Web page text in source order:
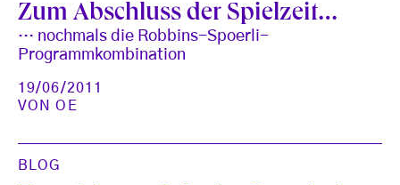
Zum Abschluss der Spielzeit…
… nochmals die Robbins-Spoerli-
Programmkombination
19/06/2011
VONOE
BLOG